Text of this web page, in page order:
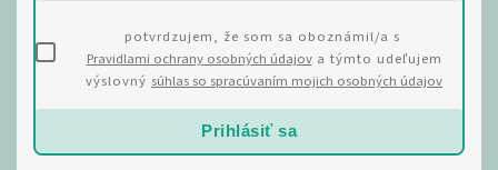
potvrdzujem, že som sa oboznámil/a s
Pravidlami ochrany osobných údajova týmto udeľujem
výslovný súhlas so spracúvaním mojich osobných údajov
Prihlásiť sa